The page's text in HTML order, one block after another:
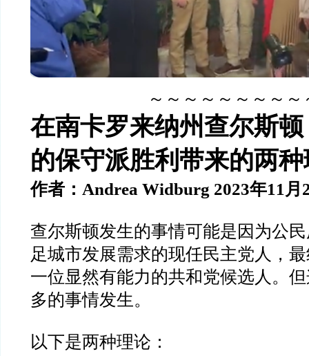
～～～～～～～～～
在南卡罗来纳州查尔斯
的保守派胜利带来的两
作者：Andrea Widburg 2023年11月
查尔斯顿发生的事情可能是因为公
足城市发展需求的现任民主党人，
一位显然有能力的共和党候选人。
多的事情发生。
以下是两种理论：